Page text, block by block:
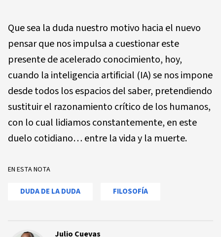
Que sea la duda nuestro motivo hacia el nuevo
pensar que nos impulsa a cuestionar este
presente de acelerado conocimiento, hoy,
cuando la inteligencia artificial (IA) se nos impone
desde todos los espacios del saber, pretendiendo
sustituir el razonamiento crítico de los humanos,
con lo cual lidiamos constantemente, en este
duelo cotidiano… entre la vida y la muerte.
EN ESTA NOTA
DUDA DE LA DUDA FILOSOFÍA
Julio Cuevas